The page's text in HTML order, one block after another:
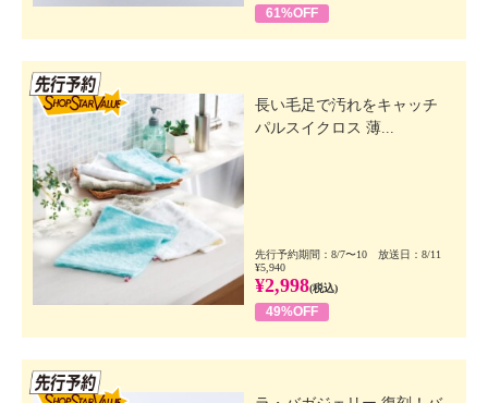
61%OFF
長い毛足で汚れをキャッチ
パルスイクロス 薄...
先行予約期間：8/7〜10 放送日：8/11
¥5,940
¥2,998(税込)
49%OFF